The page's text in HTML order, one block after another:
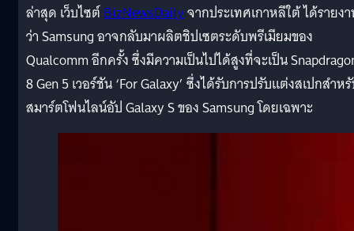
ล่าสุด เว็บไซต์BizNewsDailyจากประเทศเกาหลีใต้ ได้รายง
ว่า Samsung อาจกลับมาผลิตชิปเซตระดับพรีเมียมของ
Qualcomm อีกครั้ง ซึ่งมีความเป็นไปได้สูงที่จะเป็น
8 Gen 5 เวอร์ชัน ‘For Galaxy’ ซึ่งได้รับการปรับแต่งสเปกสำห
สมาร์ตโฟนไลน์อัป Galaxy S ของ Samsung โดยเฉพาะ